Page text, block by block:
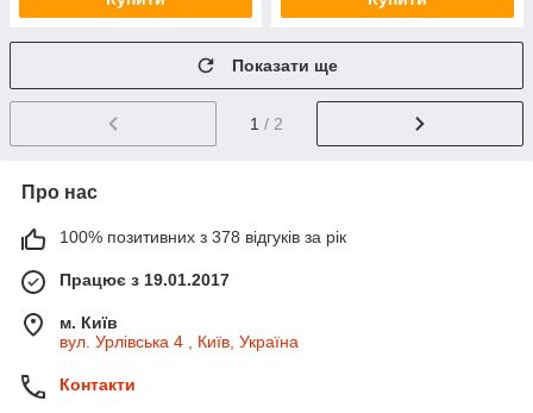
Показати ще
1 / 2
Про нас
100% позитивних з 378 відгуків за рік
Працює з 19.01.2017
м. Київ
вул. Урлівська 4 , Київ, Україна
Контакти